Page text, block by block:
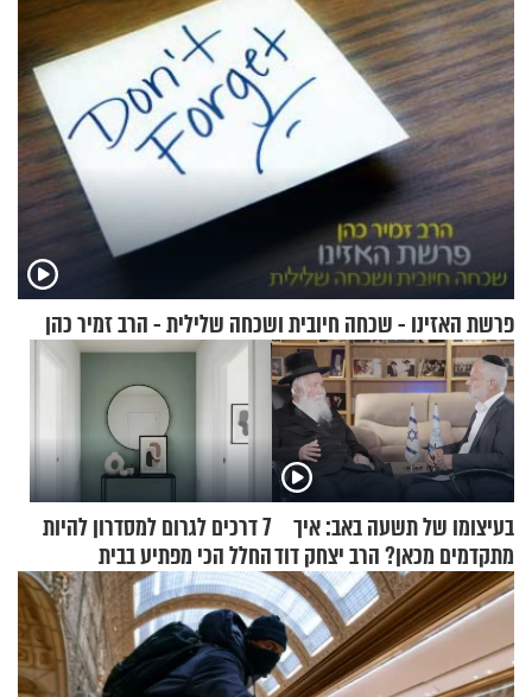
פרשת האזינו - שכחה חיובית ושכחה שלילית - הרב זמיר כהן
בעיצומו של תשעה באב: איך
מתקדמים מכאן? הרב יצחק דוד
גרוסמן בשיחה מיוחדת
7 דרכים לגרום למסדרון להיות
החלל הכי מפתיע בבית